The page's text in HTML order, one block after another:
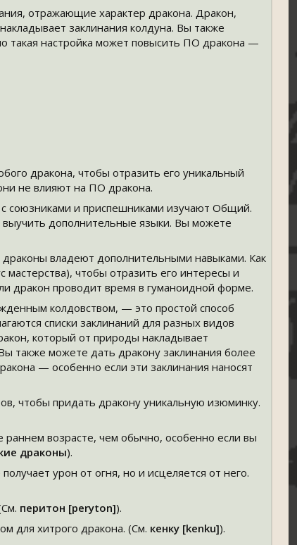
отражающие характер дракона. Дракон,
заклинания колдуна. Вы также
такая настройка может повысить ПО дракона —
дракона, чтобы отразить его уникальный
не влияют на ПО дракона.
союзниками и приспешниками изучают Общий.
дополнительные языки. Вы можете
владеют дополнительными навыками. Как
чтобы отразить его интересы и
дракон проводит время в гуманоидной форме.
колдовством, — это простой способ
списки заклинаний для разных видов
который от природы накладывает
также можете дать дракону заклинания более
— особенно если эти заклинания наносят
чтобы придать дракону уникальную изюминку.
возрасте, чем обычно, особенно если вы
драконы).
урон от огня, но и исцеляется от него.
перитон [peryton]).
для хитрого дракона. (См. кенку [kenku]).